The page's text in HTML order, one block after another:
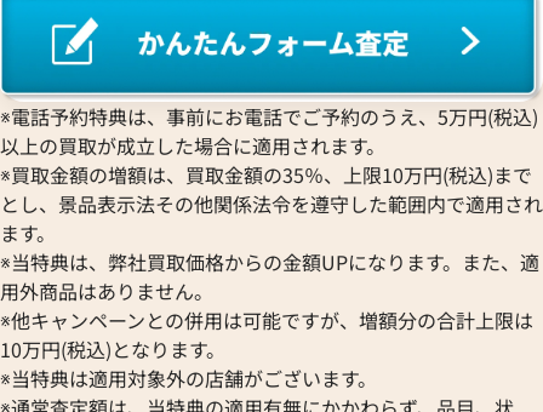
バングル
参考買取価格
98,000円
2025年11月17日時点
ティファニー ハ
77,000円
2025年4月17日時
※電話予約特典は、事前にお電話でご予約のうえ、5万円(税込)
以上の買取が成立した場合に適用されます。
※買取金額の増額は、買取金額の35％、上限10万円(税込)まで
とし、景品表示法その他関係法令を遵守した範囲内で適用され
ます。
※当特典は、弊社買取価格からの金額UPになります。また、適
用外商品はありません。
※他キャンペーンとの併用は可能ですが、増額分の合計上限は
10万円(税込)となります。
※当特典は適用対象外の店舗がございます。